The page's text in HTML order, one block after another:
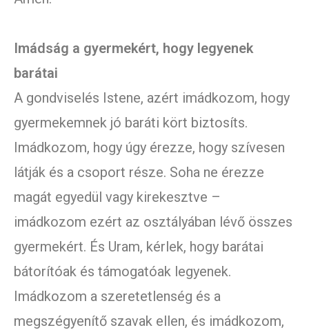
Imádság a gyermekért, hogy legyenek
barátai
A gondviselés Istene, azért imádkozom, hogy
gyermekemnek jó baráti kört biztosíts.
Imádkozom, hogy úgy érezze, hogy szívesen
látják és a csoport része. Soha ne érezze
magát egyedül vagy kirekesztve –
imádkozom ezért az osztályában lévő összes
gyermekért. És Uram, kérlek, hogy barátai
bátorítóak és támogatóak legyenek.
Imádkozom a szeretetlenség és a
megszégyenítő szavak ellen, és imádkozom,